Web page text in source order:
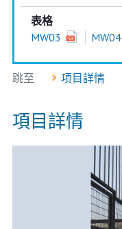
表格
MW03
MW04
跳至 項目詳情
項目詳情